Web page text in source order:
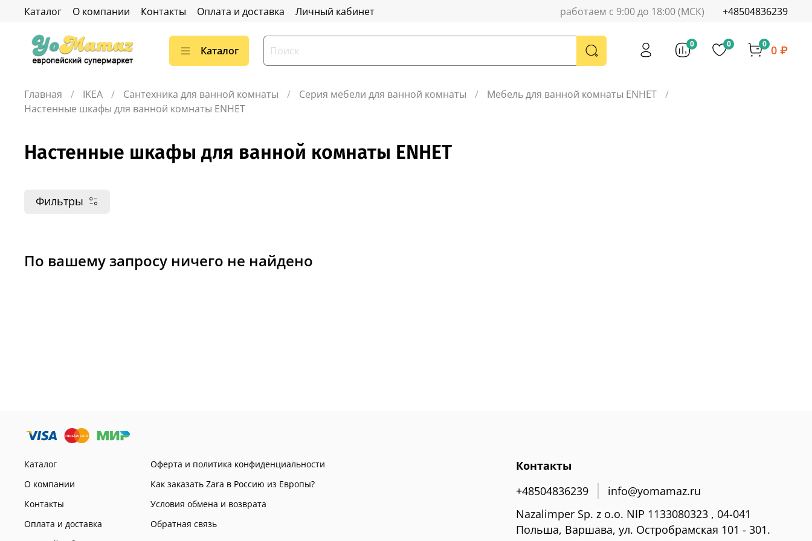
Каталог О компании Контакты Оплата и доставка Личный кабинет работаем с 9:00 до 18:00 (МСК) +48504836239
Каталог
0 0 0 0 ₽
Главная IKEA Сантехника для ванной комнаты Серия мебели для ванной комнаты
Мебель для ванной комнаты ENHET
Настенные шкафы для ванной комнаты ENHET
Настенные шкафы для ванной комнаты ENHET
Фильтры
По вашему запросу ничего не найдено
Каталог
О компании
Контакты
Оплата и доставка
Оферта и политика конфиденциальности
Как заказать Zara в Россию из Европы?
Условия обмена и возврата
Обратная связь
Контакты
+48504836239
info@yomamaz.ru
Nazalimper Sp. z o.o. NIP 1133080323 , 04-041
Польша, Варшава, ул. Остробрамская 101 - 301.